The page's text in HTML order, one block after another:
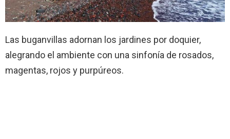
Las buganvillas adornan los jardines por doquier,
alegrando el ambiente con una sinfonía de rosados,
magentas, rojos y purpúreos.